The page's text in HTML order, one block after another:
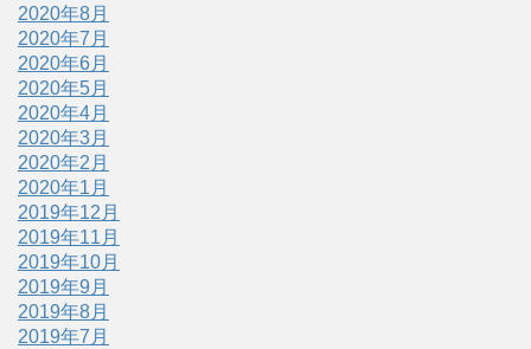
2020年8月
2020年7月
2020年6月
2020年5月
2020年4月
2020年3月
2020年2月
2020年1月
2019年12月
2019年11月
2019年10月
2019年9月
2019年8月
2019年7月